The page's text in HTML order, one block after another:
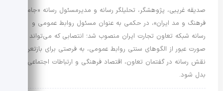
صدیقه غریبی، پژوهشگر، تحلیلگر رسانه و مدیرمسئول رسانه «جامعه
فرهنگ و مد ایران»، در حکمی به عنوان مسئول روابط عمومی و
رسانه شبکه تعاون تجارت ایران منصوب شد؛ انتصابی که می‌تواند در
صورت عبور از الگوهای سنتی روابط عمومی، به فرصتی برای بازتعریف
نقش رسانه در گفتمان تعاون، اقتصاد فرهنگی و ارتباطات اجتماعی
بدل شود.